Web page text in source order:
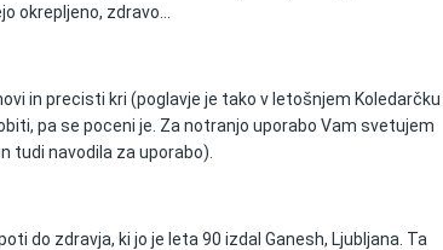
okrepljeno, zdravo...
in precisti kri (poglavje je tako v letošnjem Koledarčku
pa se poceni je. Za notranjo uporabo Vam svetujem
tudi navodila za uporabo).
do zdravja, ki jo je leta 90 izdal Ganesh, Ljubljana. Ta